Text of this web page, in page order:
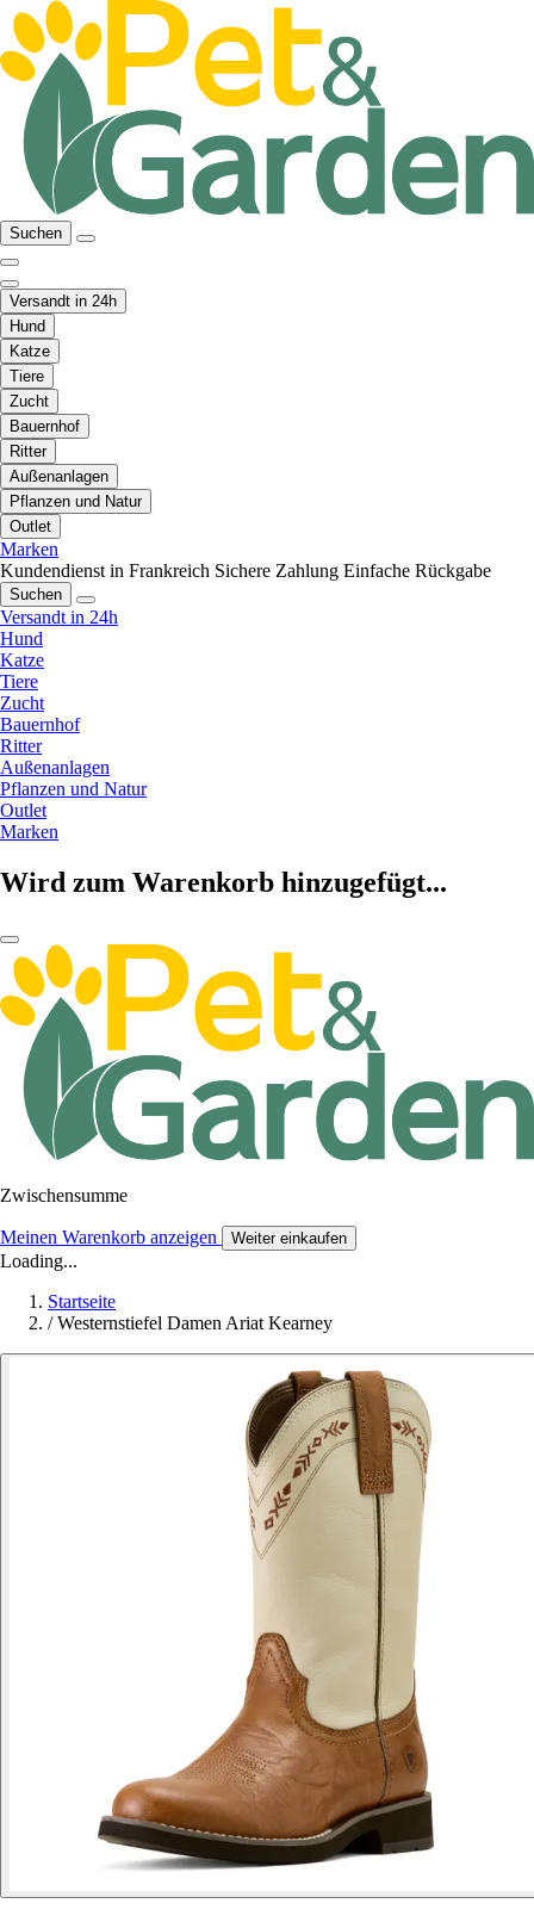
Suchen
Versandt in 24h
Hund
Katze
Tiere
Zucht
Bauernhof
Ritter
Außenanlagen
Pflanzen und Natur
Outlet
Marken
Kundendienst in Frankreich Sichere Zahlung Einfache Rückgabe
Suchen
Versandt in 24h
Hund
Katze
Tiere
Zucht
Bauernhof
Ritter
Außenanlagen
Pflanzen und Natur
Outlet
Marken
Wird zum Warenkorb hinzugefügt...
Zwischensumme
Meinen Warenkorb anzeigen Weiter einkaufen
Loading...
Startseite
/ Westernstiefel Damen Ariat Kearney